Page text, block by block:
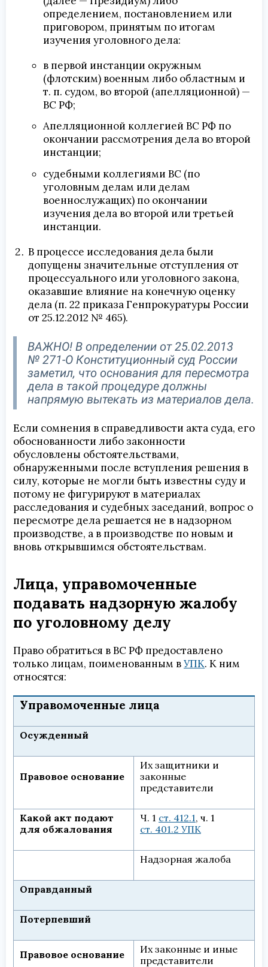
определением, постановлением или
приговором, принятым по итогам
изучения уголовного дела:
в первой инстанции окружным
(флотским) военным либо областным и
т. п. судом, во второй (апелляционной) —
ВС РФ;
Апелляционной коллегией ВС РФ по
окончании рассмотрения дела во второй
инстанции;
судебными коллегиями ВС (по
уголовным делам или делам
военнослужащих) по окончании
изучения дела во второй или третьей
инстанции.
В процессе исследования дела были
допущены значительные отступления от
процессуального или уголовного закона,
оказавшие влияние на конечную оценку
дела (п. 22 приказа Генпрокуратуры России
от 25.12.2012 № 465).
ВАЖНО! В определении от 25.02.2013
№ 271-О Конституционный суд России
заметил, что основания для пересмотра
дела в такой процедуре должны
напрямую вытекать из материалов дела.
Если сомнения в справедливости акта суда, его
обоснованности либо законности
обусловлены обстоятельствами,
обнаруженными после вступления решения в
силу, которые не могли быть известны суду и
потому не фигурируют в материалах
расследования и судебных заседаний, вопрос о
пересмотре дела решается не в надзорном
производстве, а в производстве по новым и
вновь открывшимся обстоятельствам.
Лица, управомоченные
подавать надзорную жалобу
по уголовному делу
Право обратиться в ВС РФ предоставлено
только лицам, поименованным вУПК. К ним
относятся:
Управомоченные лица
Осужденный
Правовое основание
Их защитники и
законные
представители
Какой акт подают
для обжалования
Ч. 1 ст. 412.1, ч. 1
ст. 401.2 УПК
Надзорная жалоба
Оправданный
Потерпевший
Правовое основание
Их законные и иные
представители